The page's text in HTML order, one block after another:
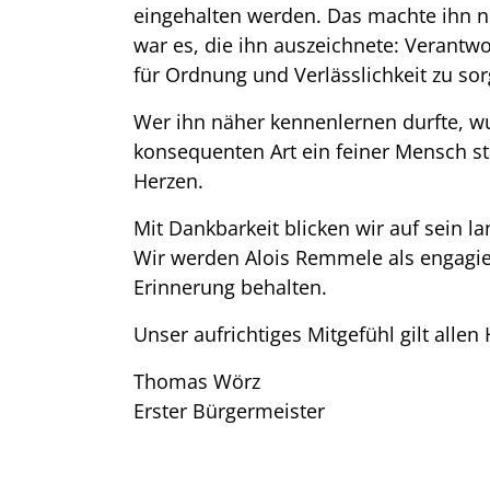
eingehalten werden. Das machte ihn
war es, die ihn auszeichnete:
für Ordnung und Verlässlichkeit zu
Wer ihn näher kennenlernen durfte,
konsequenten Art ein feiner Mensch
Herzen.
Mit Dankbarkeit blicken wir auf sein
Wir werden Alois Remmele als
Erinnerung behalten.
Unser aufrichtiges Mitgefühl gilt allen
Thomas Wörz
Erster Bürgermeister